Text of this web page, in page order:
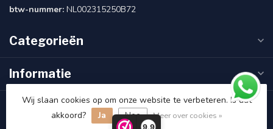
9,9
btw-nummer: NL002315250B72
Categorieën
Informatie
Klantbeoordelingen
Wij slaan cookies op om onze website te verbeteren. Is dat
akkoord?
Ja Nee Meer over cookies »